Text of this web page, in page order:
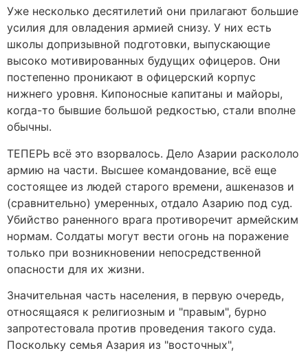
Уже несколько десятилетий они прилагают большие
усилия для овладения армией снизу. У них есть
школы допризывной подготовки, выпускающие
высоко мотивированных будущих офицеров. Они
постепенно проникают в офицерский корпус
нижнего уровня. Кипоносные капитаны и майоры,
когда-то бывшие большой редкостью, стали вполне
обычны.
ТЕПЕРЬ всё это взорвалось. Дело Азарии раскололо
армию на части. Высшее командование, всё еще
состоящее из людей старого времени, ашкеназов и
(сравнительно) умеренных, отдало Азарию под суд.
Убийство раненного врага противоречит армейским
нормам. Солдаты могут вести огонь на поражение
только при возникновении непосредственной
опасности для их жизни.
Значительная часть населения, в первую очередь,
относящаяся к религиозным и "правым", бурно
запротестовала против проведения такого суда.
Поскольку семья Азария из "восточных",